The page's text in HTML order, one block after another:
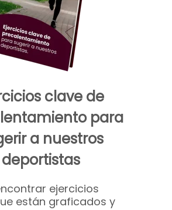
clave de
para
a nuestros
deportistas
ejercicios
están graficados y